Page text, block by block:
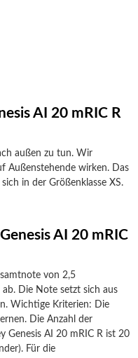
AI 20 mRIC R
außen zu tun. Wir
Außenstehende wirken. Das
in der Größenklasse XS.
AI 20 mRIC
von 2,5
Die Note setzt sich aus
Wichtige Kriterien: Die
Die Anzahl der
Genesis AI 20 mRIC R ist 20
Für die